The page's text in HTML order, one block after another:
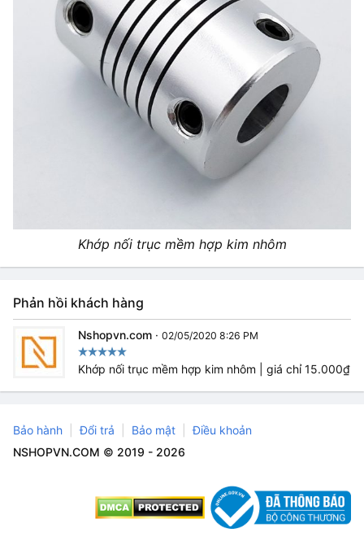
Khớp nối trục mềm hợp kim nhôm
Phản hồi khách hàng
Nshopvn.com · 02/05/2020 8:26 PM
Khớp nối trục mềm hợp kim nhôm | giá chỉ 15.000₫
Bảo hành Đổi trả Bảo mật
Điều khoản
NSHOPVN.COM © 2019 - 2026